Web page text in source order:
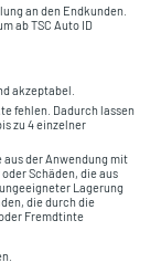
an den Endkunden.
ab TSC Auto ID
akzeptabel.
fehlen. Dadurch lassen
zu 4 einzelner
der Anwendung mit
Schäden, die aus
Lagerung
die durch die
Fremdtinte